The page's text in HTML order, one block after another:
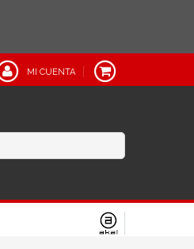
MI CUENTA